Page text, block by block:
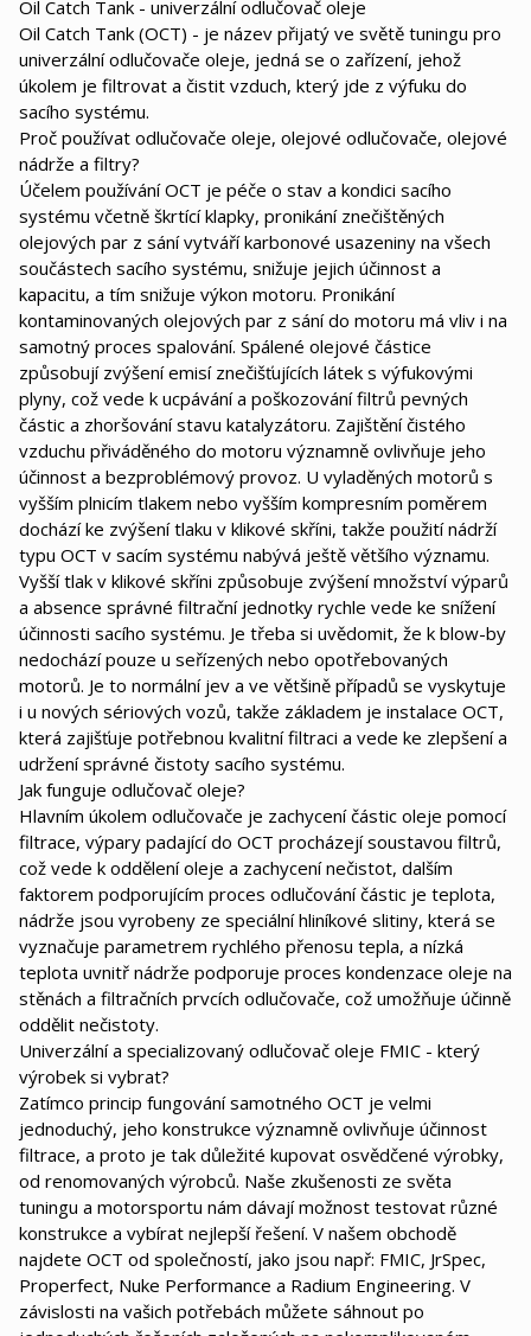
Oil Catch Tank - univerzální odlučovač oleje
Oil Catch Tank (OCT) - je název přijatý ve světě tuningu pro
univerzální odlučovače oleje, jedná se o zařízení, jehož
úkolem je filtrovat a čistit vzduch, který jde z výfuku do
sacího systému.
Proč používat odlučovače oleje, olejové odlučovače, olejové
nádrže a filtry?
Účelem používání OCT je péče o stav a kondici sacího
systému včetně škrtící klapky, pronikání znečištěných
olejových par z sání vytváří karbonové usazeniny na všech
součástech sacího systému, snižuje jejich účinnost a
kapacitu, a tím snižuje výkon motoru. Pronikání
kontaminovaných olejových par z sání do motoru má vliv i na
samotný proces spalování. Spálené olejové částice
způsobují zvýšení emisí znečišťujících látek s výfukovými
plyny, což vede k ucpávání a poškozování filtrů pevných
částic a zhoršování stavu katalyzátoru. Zajištění čistého
vzduchu přiváděného do motoru významně ovlivňuje jeho
účinnost a bezproblémový provoz. U vyladěných motorů s
vyšším plnicím tlakem nebo vyšším kompresním poměrem
dochází ke zvýšení tlaku v klikové skříni, takže použití nádrží
typu OCT v sacím systému nabývá ještě většího významu.
Vyšší tlak v klikové skříni způsobuje zvýšení množství výparů
a absence správné filtrační jednotky rychle vede ke snížení
účinnosti sacího systému. Je třeba si uvědomit, že k blow-by
nedochází pouze u seřízených nebo opotřebovaných
motorů. Je to normální jev a ve většině případů se vyskytuje
i u nových sériových vozů, takže základem je instalace OCT,
která zajišťuje potřebnou kvalitní filtraci a vede ke zlepšení a
udržení správné čistoty sacího systému.
Jak funguje odlučovač oleje?
Hlavním úkolem odlučovače je zachycení částic oleje pomocí
filtrace, výpary padající do OCT procházejí soustavou filtrů,
což vede k oddělení oleje a zachycení nečistot, dalším
faktorem podporujícím proces odlučování částic je teplota,
nádrže jsou vyrobeny ze speciální hliníkové slitiny, která se
vyznačuje parametrem rychlého přenosu tepla, a nízká
teplota uvnitř nádrže podporuje proces kondenzace oleje na
stěnách a filtračních prvcích odlučovače, což umožňuje účinně
oddělit nečistoty.
Univerzální a specializovaný odlučovač oleje FMIC - který
výrobek si vybrat?
Zatímco princip fungování samotného OCT je velmi
jednoduchý, jeho konstrukce významně ovlivňuje účinnost
filtrace, a proto je tak důležité kupovat osvědčené výrobky,
od renomovaných výrobců. Naše zkušenosti ze světa
tuningu a motorsportu nám dávají možnost testovat různé
konstrukce a vybírat nejlepší řešení. V našem obchodě
najdete OCT od společností, jako jsou např: FMIC, JrSpec,
Properfect, Nuke Performance a Radium Engineering. V
závislosti na vašich potřebách můžete sáhnout po